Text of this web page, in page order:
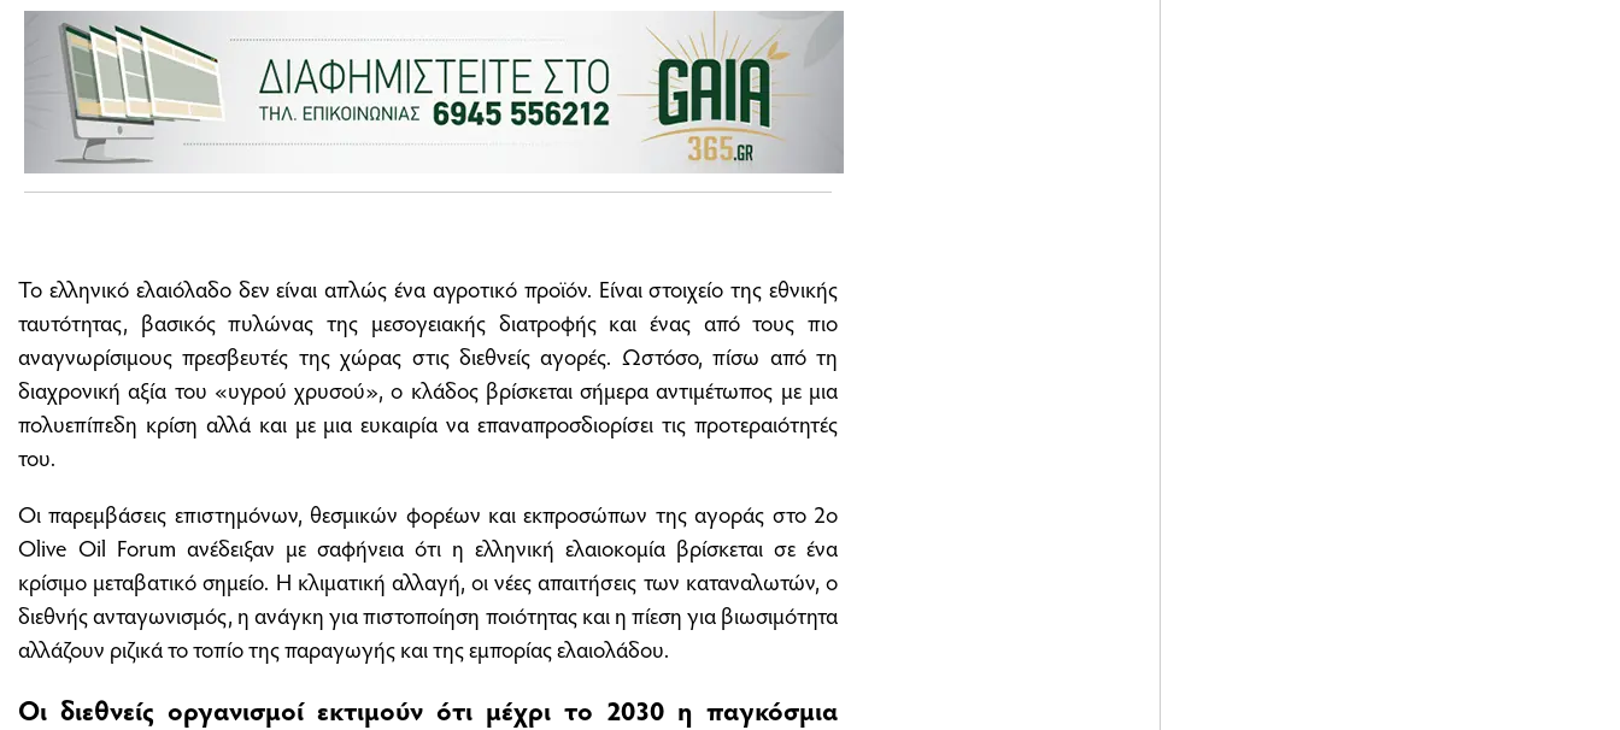
Το ελληνικό ελαιόλαδο δεν είναι απλώς ένα αγροτικό προϊόν. Είναι στοιχείο της εθνικής
ταυτότητας, βασικός πυλώνας της μεσογειακής διατροφής και ένας από τους πιο
αναγνωρίσιμους πρεσβευτές της χώρας στις διεθνείς αγορές. Ωστόσο, πίσω από τη
διαχρονική αξία του «υγρού χρυσού», ο κλάδος βρίσκεται σήμερα αντιμέτωπος με μια
πολυεπίπεδη κρίση αλλά και με μια ευκαιρία να επαναπροσδιορίσει τις προτεραιότητές
του.
Οι παρεμβάσεις επιστημόνων, θεσμικών φορέων και εκπροσώπων της αγοράς στο 2o
Olive Oil Forum ανέδειξαν με σαφήνεια ότι η ελληνική ελαιοκομία βρίσκεται σε ένα
κρίσιμο μεταβατικό σημείο. Η κλιματική αλλαγή, οι νέες απαιτήσεις των καταναλωτών, ο
διεθνής ανταγωνισμός, η ανάγκη για πιστοποίηση ποιότητας και η πίεση για βιωσιμότητα
αλλάζουν ριζικά το τοπίο της παραγωγής και της εμπορίας ελαιολάδου.
Οι διεθνείς οργανισμοί εκτιμούν ότι μέχρι το 2030 η παγκόσμια